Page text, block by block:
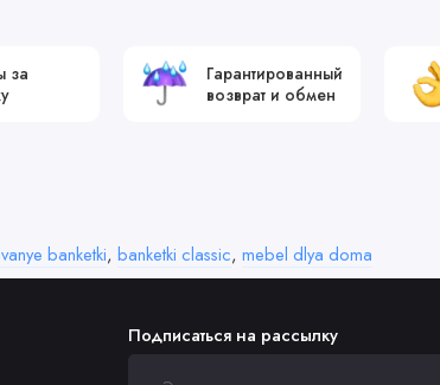
за
Гарантированный
возврат и обмен
banketki, banketki classic, mebel dlya doma
Подписаться на рассылку